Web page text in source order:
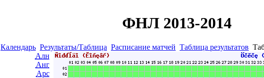
ФНЛ 2013-2014
Календарь Результаты/Таблица Расписание матчей Таблица результатов
Алн
Анг
Арс